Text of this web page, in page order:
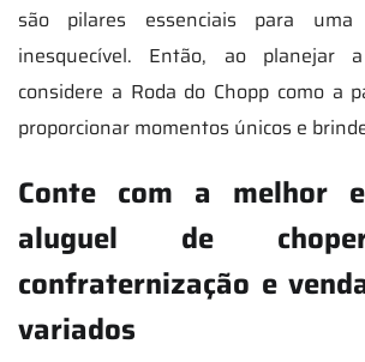
são pilares essenciais para uma
inesquecível. Então, ao planejar
considere a Roda do Chopp como a
proporcionar momentos únicos e
Conte com a melhor
aluguel de
confraternização e
variados